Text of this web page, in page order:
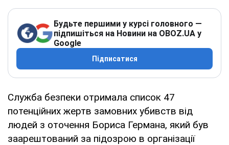
Будьте першими у курсі головного —
підпишіться на Новини на OBOZ.UA у
Google
Підписатися
Служба безпеки отримала список 47
потенційних жертв замовних убивств від
людей з оточення Бориса Германа, який був
заарештований за підозрою в організації